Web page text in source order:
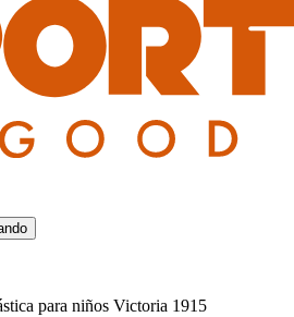
para niños Victoria 1915